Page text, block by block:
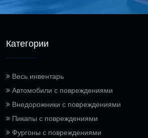
Категории
Весь инвентарь
Автомобили с повреждениями
Внедорожники с повреждениями
Пикапы с повреждениями
Фургоны с повреждениями